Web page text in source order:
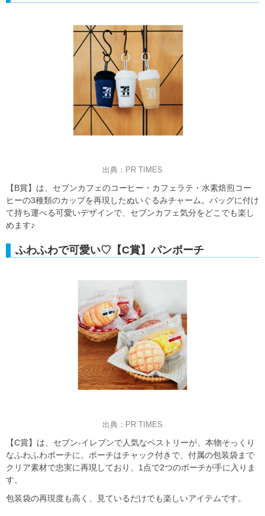
出典：PR TIMES
【B賞】は、セブンカフェのコーヒー・カフェラテ・水素焙煎コー
ヒーの3種類のカップを再現したぬいぐるみチャーム。バッグに付け
て持ち運べる可愛いデザインで、セブンカフェ気分をどこでも楽し
めます♪
ふわふわで可愛い♡【C賞】パンポーチ
出典：PR TIMES
【C賞】は、セブン‐イレブンで人気なペストリーが、本物そっくり
なふわふわポーチに。ポーチはチャック付きで、付属の包装袋まで
クリア素材で忠実に再現しており、1点で2つのポーチが手に入りま
す。
包装袋の再現度も高く、見ているだけでも楽しいアイテムです。